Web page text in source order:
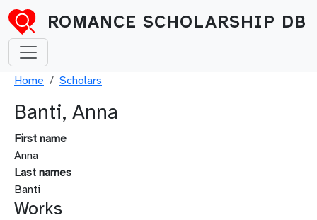
Skip to main content
ROMANCE SCHOLARSHIP DB
Breadcrumb
Home Scholars
Banti, Anna
First name
Anna
Last names
Banti
Works